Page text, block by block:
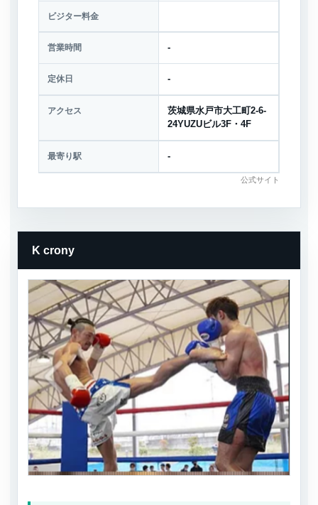
ビジター料金
営業時間 -
定休日 -
アクセス
茨城県水戸市大工町2-6-
24YUZUビル3F・4F
最寄り駅 -
公式サイト
K crony